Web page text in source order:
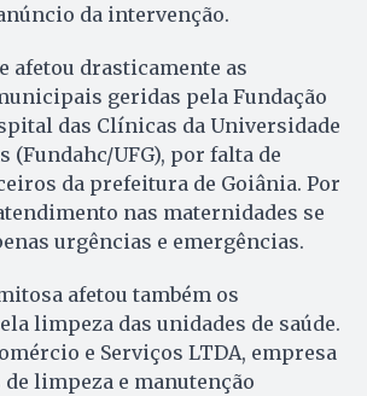
da intervenção.
afetou drasticamente as
geridas pela Fundação
das Clínicas da Universidade
(Fundahc/UFG), por falta de
da prefeitura de Goiânia. Por
nas maternidades se
urgências e emergências.
afetou também os
limpeza das unidades de saúde.
e Serviços LTDA, empresa
limpeza e manutenção